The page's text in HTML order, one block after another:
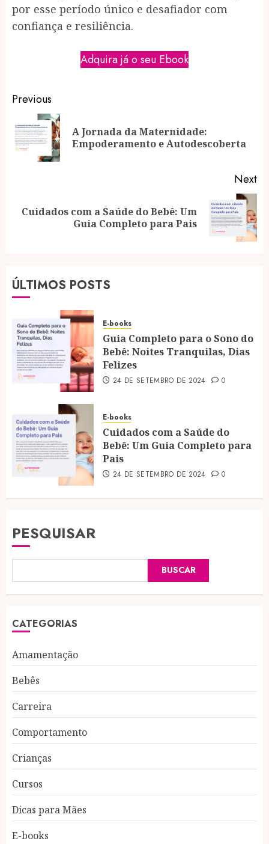
por esse período único e desafiador com
confiança e resiliência.
Adquira já o seu Ebook
Post
navigation
Previous
A Jornada da Maternidade:
Empoderamento e Autodescoberta
Next
Next
Cuidados com a Saúde do Bebê: Um
Guia Completo para Pais
ÚLTIMOS POSTS
E-books
Guia Completo para o Sono do
Bebê: Noites Tranquilas, Dias
Felizes
24 DE SETEMBRO DE 2024 0
E-books
Cuidados com a Saúde do
Bebê: Um Guia Completo para
Pais
24 DE SETEMBRO DE 2024 0
PESQUISAR
BUSCAR
CATEGORIAS
Amamentação
Bebês
Carreira
Comportamento
Crianças
Cursos
Dicas para Mães
E-books